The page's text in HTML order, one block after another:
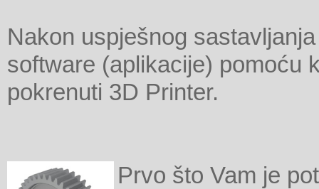
Nakon uspješnog
software (aplikacije) pomoću
pokrenuti 3D Printer.
Prvo što Vam je